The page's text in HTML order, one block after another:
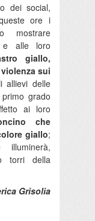
dei social,
ore i
mostrare
e alle loro
giallo,
sui
allievi delle
grado
ai loro
che
giallo;
torri della
Grisolia